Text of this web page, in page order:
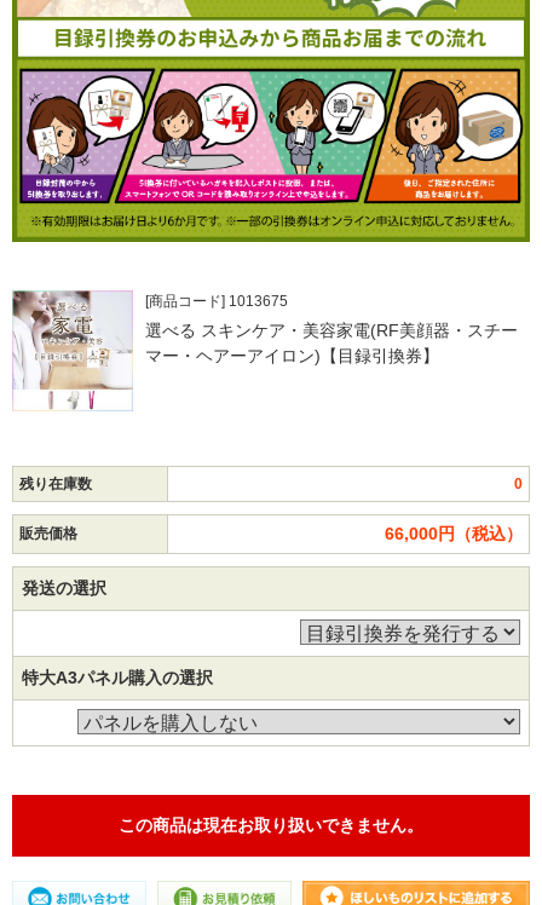
[商品コード] 1013675
選べる スキンケア・美容家電(RF美顔器・スチー
マー・ヘアーアイロン)【目録引換券】
残り在庫数 0
販売価格 66,000円（税込）
発送の選択
特大A3パネル購入の選択
この商品は現在お取り扱いできません。